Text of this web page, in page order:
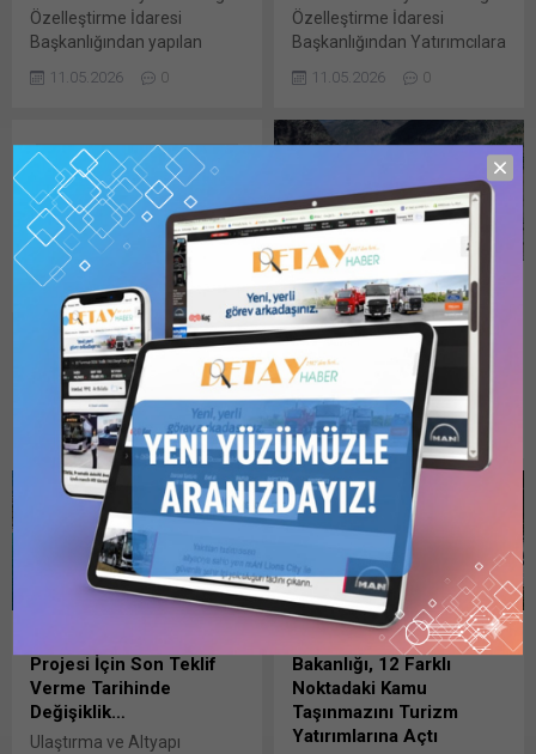
Özelleştirme İdaresi
Başkanlığından yapılan
Üretim A.Ş.ye ait Kars ilinde
tarafından kullanılan
taşınmazlar Bu gönderiye
erişmek için 1 Kullanıcılı // 6
Aylık Abonelik, 1 Kullanıcılı //
Yıllık Abonelik, 3 Kullanıcılı //
Yıllık Abonelik veya 6
Kullanıcılı //...
11.05.2026 0
Özelleştirme İdaresi
Başkanlığından Yatırımcılara
08/04/2026 tarihli Resmi
ihale ilanına çıkılan Maliye
Antalya ili, Alanya Bu
gönderiye erişmek için 1
Kullanıcılı // 6 Aylık Abonelik,
1 Kullanıcılı // Yıllık Abonelik,
3 Kullanıcılı // Yıllık Abonelik
veya 6 Kullanıcılı //...
11.05.2026 0
Dereiçi HES İçin
Özelleştirme İlanı…
YATIRIMCILARA DUYURU
Hazine ve Maliye Bakanlığı
Özelleştirme İdaresi
Başkanlığından: T.C. Hazine
ve Maliye Bakanlığı
Özelleştirme İdaresi
Başkanlığı (İdare)
tarafından aşağıda belirtilen
Elektrik Üretim A.Ş.ye ait Bu
gönderiye erişmek için 1
Kullanıcılı // 6 Aylık Abonelik,
1 Kullanıcılı // Yıllık Abonelik,
3 Kullanıcılı // Yıllık Abonelik
veya 6 Kullanıcılı //...
06.05.2026 0
Projesi İçin Son Teklif
Verme Tarihinde
Değişiklik…
Ulaştırma ve Altyapı
Kültür Ve Turizm
Bakanlığı, 12 Farklı
Noktadaki Kamu
Taşınmazını Turizm
Yatırımlarına Açtı